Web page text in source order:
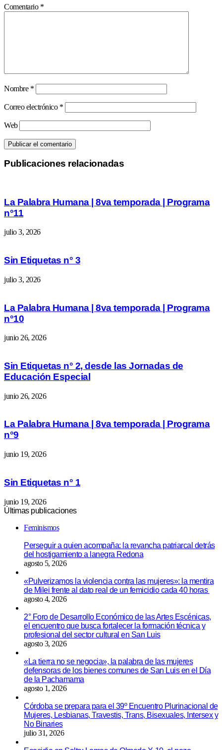
Comentario *
Nombre *
Correo electrónico *
Web
Publicaciones relacionadas
La Palabra Humana | 8va temporada | Programa
n°11
julio 3, 2026
Sin Etiquetas n° 3
julio 3, 2026
La Palabra Humana | 8va temporada | Programa
n°10
junio 26, 2026
Sin Etiquetas n° 2, desde las Jornadas de
Educación Especial
junio 26, 2026
La Palabra Humana | 8va temporada | Programa
n°9
junio 19, 2026
Sin Etiquetas n° 1
junio 19, 2026
Últimas publicaciones
Feminismos
Perseguir a quien acompaña: la revancha patriarcal detrás
del hostigamiento a lanegra Redona
agosto 5, 2026
«Pulverizamos la violencia contra las mujeres»: la mentira
de Milei frente al dato real de un femicidio cada 40 horas
agosto 4, 2026
2° Foro de Desarrollo Económico de las Artes Escénicas,
el encuentro que busca fortalecer la formación técnica y
profesional del sector cultural en San Luis
agosto 3, 2026
«La tierra no se negocia», la palabra de las mujeres
defensoras de los bienes comunes de San Luis en el Día
de la Pachamama
agosto 1, 2026
Córdoba se prepara para el 39º Encuentro Plurinacional de
Mujeres, Lesbianas, Travestis, Trans, Bisexuales, Intersex y
No Binaries
julio 31, 2026